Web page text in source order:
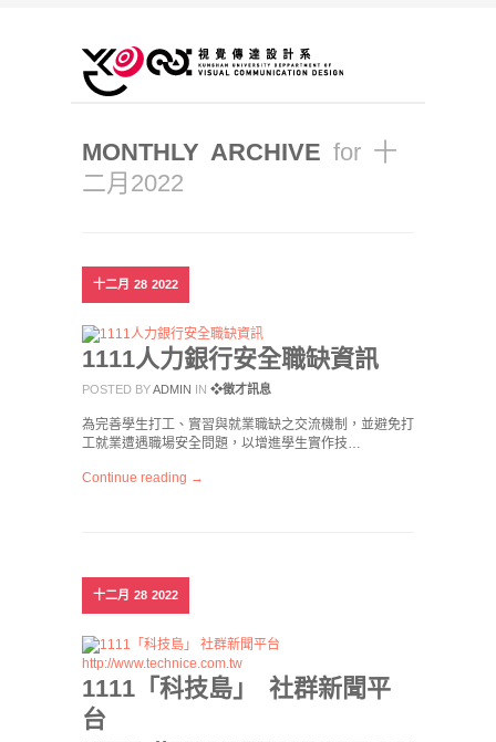
MONTHLY ARCHIVE for 十
二月2022
十二月 28 2022
1111人力銀行安全職缺資訊
POSTED BYADMIN IN ❖徵才訊息
為完善學生打工、實習與就業職缺之交流機制，並避免打
工就業遭遇職場安全問題，以增進學生實作技…
Continue reading →
十二月 28 2022
1111「科技島」 社群新聞平
台